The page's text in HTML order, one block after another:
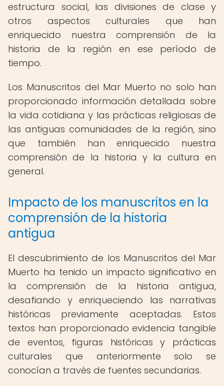
estructura social, las divisiones de clase y
otros aspectos culturales que han
enriquecido nuestra comprensión de la
historia de la región en ese período de
tiempo.
Los Manuscritos del Mar Muerto no solo han
proporcionado información detallada sobre
la vida cotidiana y las prácticas religiosas de
las antiguas comunidades de la región, sino
que también han enriquecido nuestra
comprensión de la historia y la cultura en
general.
Impacto de los manuscritos en la
comprensión de la historia
antigua
El descubrimiento de los Manuscritos del Mar
Muerto ha tenido un impacto significativo en
la comprensión de la historia antigua,
desafiando y enriqueciendo las narrativas
históricas previamente aceptadas. Estos
textos han proporcionado evidencia tangible
de eventos, figuras históricas y prácticas
culturales que anteriormente solo se
conocían a través de fuentes secundarias.